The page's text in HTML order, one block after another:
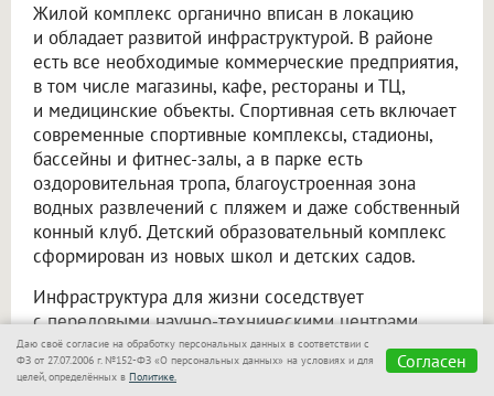
Жилой комплекс органично вписан в локацию
и обладает развитой инфраструктурой. В районе
есть все необходимые коммерческие предприятия,
в том числе магазины, кафе, рестораны и ТЦ,
и медицинские объекты. Спортивная сеть включает
современные спортивные комплексы, стадионы,
бассейны и фитнес-залы, а в парке есть
оздоровительная тропа, благоустроенная зона
водных развлечений с пляжем и даже собственный
конный клуб. Детский образовательный комплекс
сформирован из новых школ и детских садов.
Инфраструктура для жизни соседствует
с передовыми научно-техническими центрами,
основными «офисами» Кольцово, которые скорее
напоминают футуристичные арт-объекты, нежели
Даю своё согласие на обработку персональных данных в соответствии с
ФЗ от 27.07.2006 г. №152-ФЗ «О персональных данных» на условиях и для
целей, определённых в Политике.
Согласен